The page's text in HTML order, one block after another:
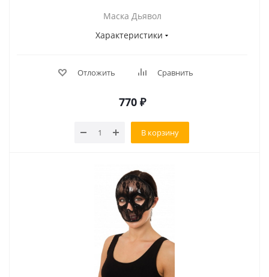
Маска Дьявол
Характеристики
Отложить Сравнить
770 ₽
В корзину